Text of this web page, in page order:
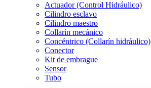
Actuador (Control Hidráulico)
Cilindro esclavo
Cilindro maestro
Collarín mecánico
Concéntrico (Collarín hidráulico)
Conector
Kit de embrague
Sensor
Tubo